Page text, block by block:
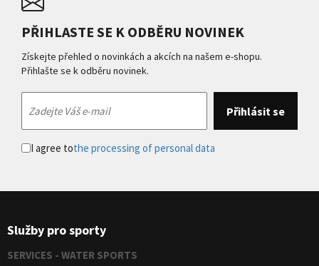
PŘIHLASTE SE K ODBĚRU NOVINEK
Získejte přehled o novinkách a akcích na našem e-shopu.
Přihlašte se k odběru novinek.
I agree tothe processing of personal data
Služby pro sporty
SERVICES - WATER SPORTS